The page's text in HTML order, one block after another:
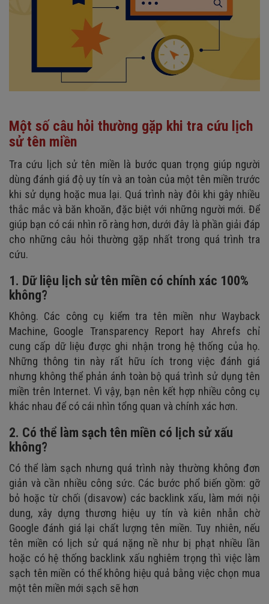
Một số câu hỏi thường gặp khi tra cứu lịch
sử tên miền
Tra cứu lịch sử tên miền là bước quan trọng giúp người
dùng đánh giá độ uy tín và an toàn của một tên miền trước
khi sử dụng hoặc mua lại. Quá trình này đôi khi gây nhiều
thắc mắc và băn khoăn, đặc biệt với những người mới. Để
giúp bạn có cái nhìn rõ ràng hơn, dưới đây là phần giải đáp
cho những câu hỏi thường gặp nhất trong quá trình tra
cứu.
1. Dữ liệu lịch sử tên miền có chính xác 100%
không?
Không. Các công cụ kiểm tra tên miền như Wayback
Machine, Google Transparency Report hay Ahrefs chỉ
cung cấp dữ liệu được ghi nhận trong hệ thống của họ.
Những thông tin này rất hữu ích trong việc đánh giá
nhưng không thể phản ánh toàn bộ quá trình sử dụng tên
miền trên Internet. Vì vậy, bạn nên kết hợp nhiều công cụ
khác nhau để có cái nhìn tổng quan và chính xác hơn.
2. Có thể làm sạch tên miền có lịch sử xấu
không?
Có thể làm sạch nhưng quá trình này thường không đơn
giản và cần nhiều công sức. Các bước phổ biến gồm: gỡ
bỏ hoặc từ chối (disavow) các backlink xấu, làm mới nội
dung, xây dựng thương hiệu uy tín và kiên nhẫn chờ
Google đánh giá lại chất lượng tên miền. Tuy nhiên, nếu
tên miền có lịch sử quá nặng nề như bị phạt nhiều lần
hoặc có hệ thống backlink xấu nghiêm trọng thì việc làm
sạch tên miền có thể không hiệu quả bằng việc chọn mua
một tên miền mới sạch sẽ hơn